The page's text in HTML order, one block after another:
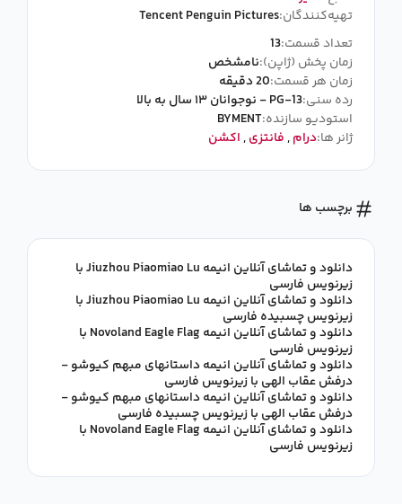
تهیه‌کنندگان:Tencent Penguin Pictures
تعداد قسمت:13
زمان پخش (ژاپن):نامشخص
زمان هر قسمت:20 دقیقه
رده سنی:PG-13 - نوجوانان ۱۳ سال به بالا
استودیو سازنده:BYMENT
ژانر ها:درام,فانتزی,اکشن
برچسب ها
دانلود و تماشای آنلاین انیمه Jiuzhou Piaomiao Lu با
زیرنویس فارسی
دانلود و تماشای آنلاین انیمه Jiuzhou Piaomiao Lu با
زیرنویس چسبیده فارسی
دانلود و تماشای آنلاین انیمه Novoland Eagle Flag با
زیرنویس فارسی
دانلود و تماشای آنلاین انیمه داستانهای مبهم کیوشو -
درفش عقاب الهی با زیرنویس فارسی
دانلود و تماشای آنلاین انیمه داستانهای مبهم کیوشو -
درفش عقاب الهی با زیرنویس چسبیده فارسی
دانلود و تماشای آنلاین انیمه Novoland Eagle Flag با
زیرنویس فارسی